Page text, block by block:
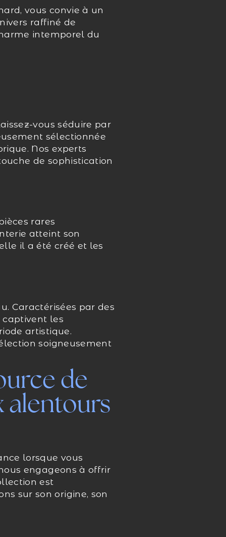
vous convie à un
raffiné de
intemporel du
vous séduire par
sélectionnée
Nos experts
de sophistication
rares
atteint son
il a été créé et les
Caractérisées par des
captivent les
artistique.
soigneusement
de
alentours
lorsque vous
engageons à offrir
est
sur son origine, son